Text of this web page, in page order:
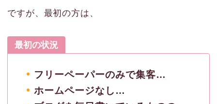
ですが、最初の方は、
最初の状況
フリーペーパーのみで集客…
ホームページなし…